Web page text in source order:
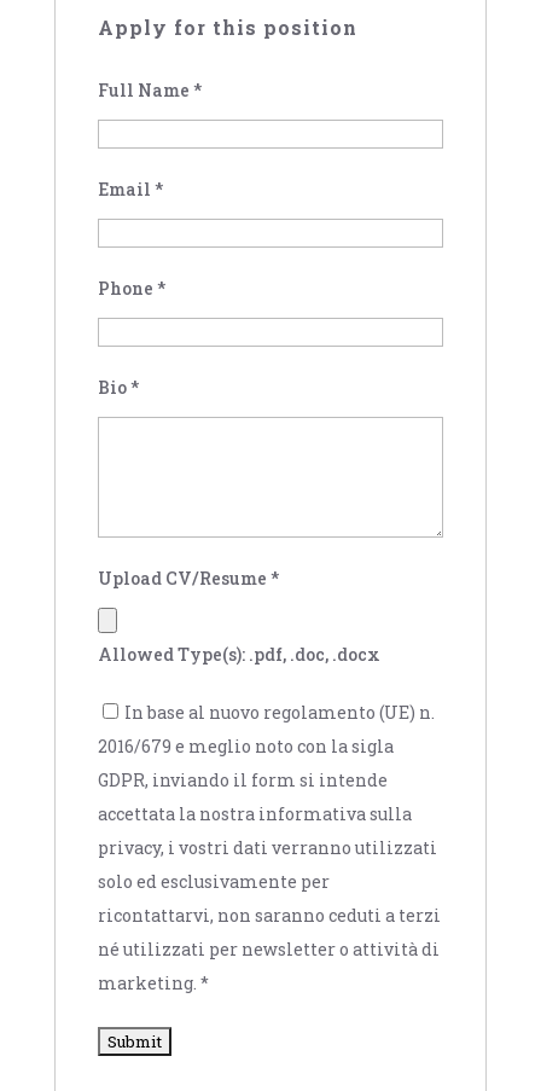
Apply for this position
Full Name *
Email *
Phone *
Bio*
Upload CV/Resume *
Allowed Type(s): .pdf, .doc, .docx
In base al nuovo regolamento (UE) n.
2016/679 e meglio noto con la sigla
GDPR, inviando il form si intende
accettata la nostra informativa sulla
privacy, i vostri dati verranno utilizzati
solo ed esclusivamente per
ricontattarvi, non saranno ceduti a terzi
né utilizzati per newsletter o attività di
marketing. *